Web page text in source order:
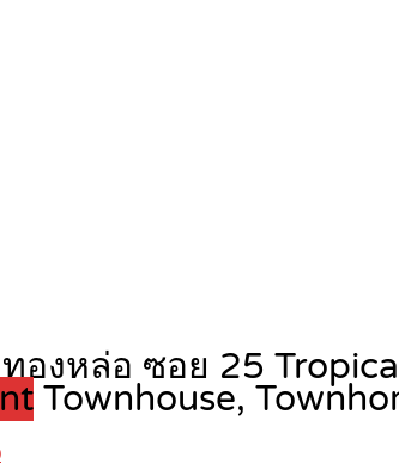
งหล่อ ซอย 25
Townhouse,